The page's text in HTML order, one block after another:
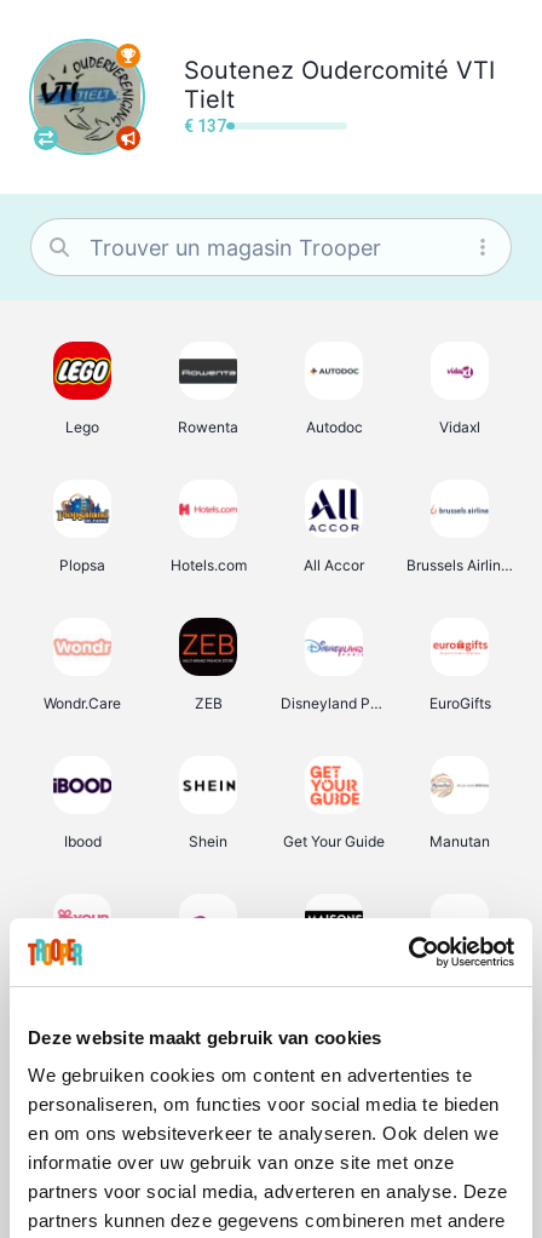
Deze website maakt gebruik van cookies
We gebruiken cookies om content en advertenties te
personaliseren, om functies voor social media te bieden
en om ons websiteverkeer te analyseren. Ook delen we
informatie over uw gebruik van onze site met onze
partners voor social media, adverteren en analyse. Deze
partners kunnen deze gegevens combineren met andere
Soutenez Oudercomité VTI
Tielt
€ 137
Lego Rowenta Autodoc Vidaxl
Plopsa Hotels.com All Accor Brussels Airlines
Wondr.Care ZEB Disneyland Paris EuroGifts
Ibood Shein Get Your Guide Manutan